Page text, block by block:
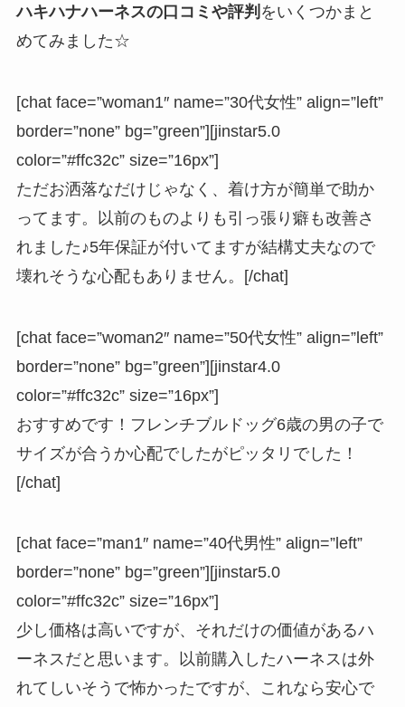
ハキハナハーネスの口コミや評判 をいくつかまと
めてみました☆
[chat face=”woman1″ name=”30代女性” align=”left”
border=”none” bg=”green”][jinstar5.0
color=”#ffc32c” size=”16px”]
ただお洒落なだけじゃなく、着け方が簡単で助か
ってます。以前のものよりも引っ張り癖も改善さ
れました♪5年保証が付いてますが結構丈夫なので
壊れそうな心配もありません。[/chat]
[chat face=”woman2″ name=”50代女性” align=”left”
border=”none” bg=”green”][jinstar4.0
color=”#ffc32c” size=”16px”]
おすすめです！フレンチブルドッグ6歳の男の子で
サイズが合うか心配でしたがピッタリでした！
[/chat]
[chat face=”man1″ name=”40代男性” align=”left”
border=”none” bg=”green”][jinstar5.0
color=”#ffc32c” size=”16px”]
少し価格は高いですが、それだけの価値があるハ
ーネスだと思います。以前購入したハーネスは外
れてしいそうで怖かったですが、これなら安心で